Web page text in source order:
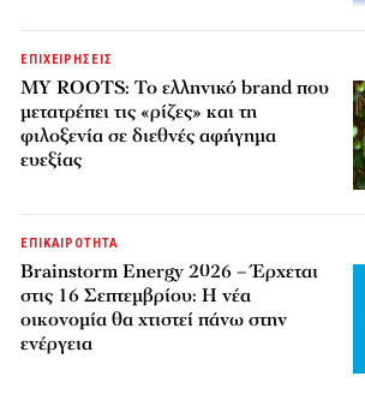
ΕΠΙΧΕΙΡΗΣΕΙΣ
MY ROOTS: Το ελληνικό brand που
μετατρέπει τις «ρίζες» και τη
φιλοξενία σε διεθνές αφήγημα
ευεξίας
ΕΠΙΚΑΙΡΟΤΗΤΑ
Brainstorm Energy 2026 – Έρχεται
στις 16 Σεπτεμβρίου: Η νέα
οικονομία θα χτιστεί πάνω στην
ενέργεια